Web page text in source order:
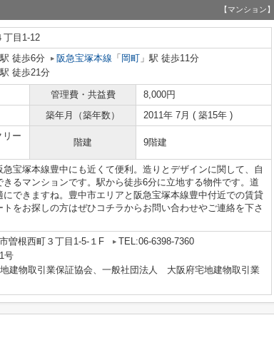
【マンション】
丁目1-12
駅 徒歩6分 阪急宝塚本線 「 岡町 」駅 徒歩11分
駅 徒歩21分
管理費・共益費
8,000円
築年月（築年数） 2011年 7月 ( 築15年 )
リー
階建 9階建
宝塚本線豊中にも近くて便利。造りとデザインに関して、自
るマンションです。駅から徒歩6分に立地する物件です。道
できますね。豊中市エリアと阪急宝塚本線豊中付近での賃貸
をお探しの方はぜひコチラからお問い合わせやご連絡を下さ
曽根西町３丁目1-5-１F
TEL:06-6398-7360
号
建物取引業保証協会、一般社団法人 大阪府宅地建物取引業